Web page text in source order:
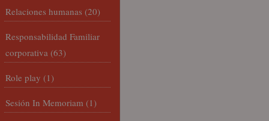
Relaciones humanas (20)
Responsabilidad Familiar
corporativa (63)
Role play (1)
Sesión In Memoriam (1)